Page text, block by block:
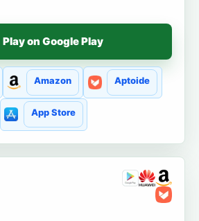
Play on Google Play
Amazon Aptoide
App Store